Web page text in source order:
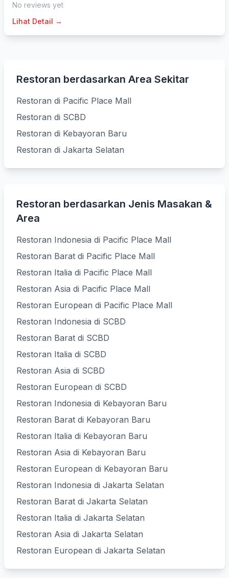
No reviews yet
Lihat Detail →
Restoran berdasarkan Area Sekitar
Restoran di Pacific Place Mall
Restoran di SCBD
Restoran di Kebayoran Baru
Restoran di Jakarta Selatan
Restoran berdasarkan Jenis Masakan &
Area
Restoran Indonesia di Pacific Place Mall
Restoran Barat di Pacific Place Mall
Restoran Italia di Pacific Place Mall
Restoran Asia di Pacific Place Mall
Restoran European di Pacific Place Mall
Restoran Indonesia di SCBD
Restoran Barat di SCBD
Restoran Italia di SCBD
Restoran Asia di SCBD
Restoran European di SCBD
Restoran Indonesia di Kebayoran Baru
Restoran Barat di Kebayoran Baru
Restoran Italia di Kebayoran Baru
Restoran Asia di Kebayoran Baru
Restoran European di Kebayoran Baru
Restoran Indonesia di Jakarta Selatan
Restoran Barat di Jakarta Selatan
Restoran Italia di Jakarta Selatan
Restoran Asia di Jakarta Selatan
Restoran European di Jakarta Selatan